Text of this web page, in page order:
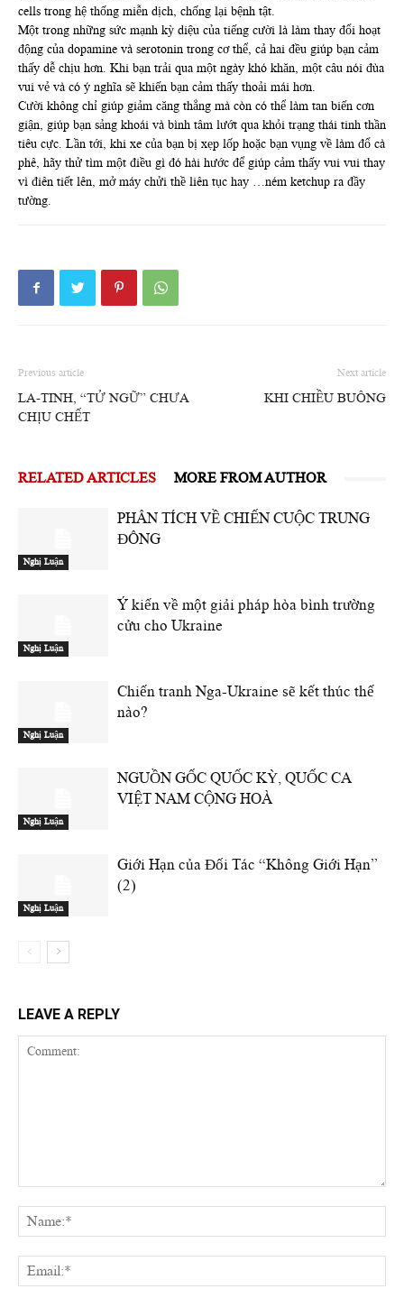
cells trong hệ thống miễn dịch, chống lại bệnh tật.
Một trong những sức mạnh kỳ diệu của tiếng cười là làm thay đổi hoạt
động của dopamine và serotonin trong cơ thể, cả hai đều giúp bạn cảm
thấy dễ chịu hơn. Khi bạn trải qua một ngày khó khăn, một câu nói đùa
vui vẻ và có ý nghĩa sẽ khiến bạn cảm thấy thoải mái hơn.
Cười không chỉ giúp giảm căng thẳng mà còn có thể làm tan biến cơn
giận, giúp bạn sảng khoái và bình tâm lướt qua khỏi trạng thái tinh thần
tiêu cực. Lần tới, khi xe của bạn bị xẹp lốp hoặc bạn vụng về làm đổ cà
phê, hãy thử tìm một điều gì đó hài hước để giúp cảm thấy vui vui thay
vì điên tiết lên, mở máy chửi thề liên tục hay …ném ketchup ra đầy
tường.
Previous article
LA-TINH, “TỬ NGỮ” CHƯA
CHỊU CHẾT
Next article
KHI CHIỀU BUÔNG
RELATED ARTICLES MORE FROM AUTHOR
Nghị Luận
PHÂN TÍCH VỀ CHIẾN CUỘC TRUNG
ĐÔNG
Nghị Luận
Ý kiến về một giải pháp hòa bình trường
cửu cho Ukraine
Nghị Luận
Chiến tranh Nga-Ukraine sẽ kết thúc thế
nào?
Nghị Luận
NGUỒN GỐC QUỐC KỲ, QUỐC CA
VIỆT NAM CỘNG HOÀ
Nghị Luận
Giới Hạn của Đối Tác “Không Giới Hạn”
(2)
LEAVE A REPLY